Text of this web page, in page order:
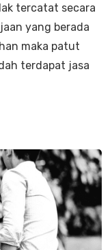
tercatat secara
yang berada
maka patut
terdapat jasa